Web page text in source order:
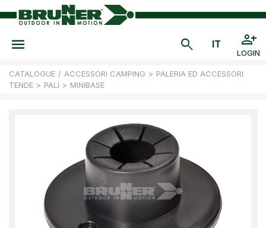
LOGIN
CATALOGUE / ACCESSORI CAMPING > PALERIA ED ACCESSORI
TENDE > PALI > MINIBASE